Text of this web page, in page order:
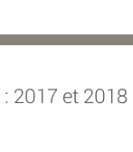
: 2017 et 2018